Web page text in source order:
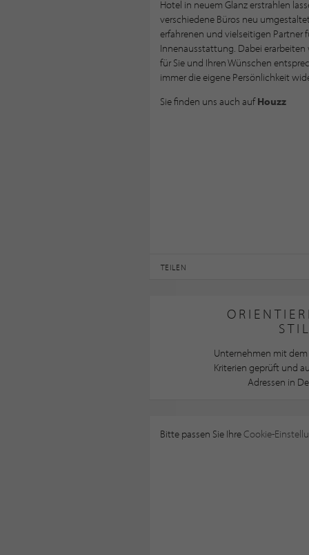
Hotel in neuem Glanz erstrahlen
verschiedene Büros neu
erfahrenen und vielseitigen Partner
Innenausstattung. Dabei
für Sie und Ihren Wünschen
immer die eigene Persönlichkeit
Sie finden uns auch aufHouzz
TEILEN
Unternehmen mit dem
Kriterien geprüft und
Adressen in
Bitte passen Sie IhreCookie-